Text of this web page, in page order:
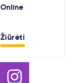
Online
Žiūrėti